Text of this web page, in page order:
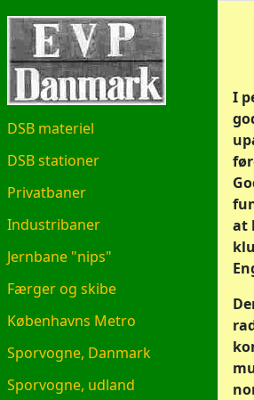
EVP.DK
DSB materiel
DSB stationer
Privatbaner
Industribaner
Jernbane "nips"
Færger og skibe
Københavns Metro
Sporvogne, Danmark
Sporvogne, udland
I
at